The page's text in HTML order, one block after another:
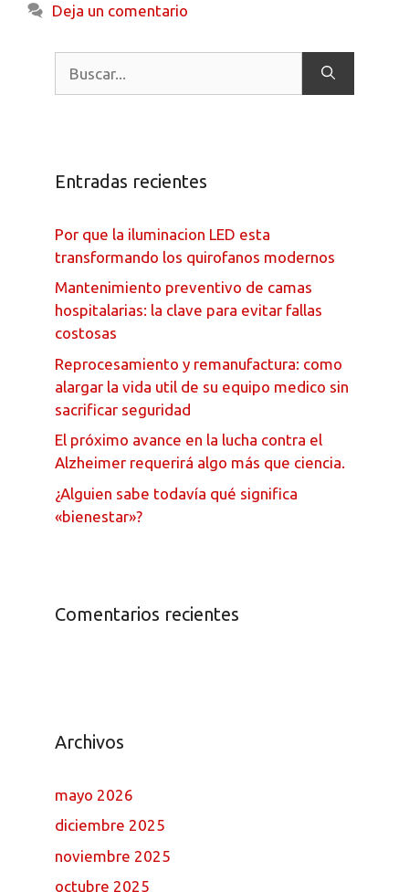
Deja un comentario
Entradas recientes
Por que la iluminacion LED esta
transformando los quirofanos modernos
Mantenimiento preventivo de camas
hospitalarias: la clave para evitar fallas
costosas
Reprocesamiento y remanufactura: como
alargar la vida util de su equipo medico sin
sacrificar seguridad
El próximo avance en la lucha contra el
Alzheimer requerirá algo más que ciencia.
¿Alguien sabe todavía qué significa
«bienestar»?
Comentarios recientes
Archivos
mayo 2026
diciembre 2025
noviembre 2025
octubre 2025